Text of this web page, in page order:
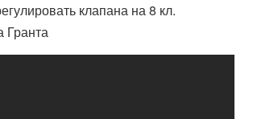
клапана на 8 кл.
Гранта